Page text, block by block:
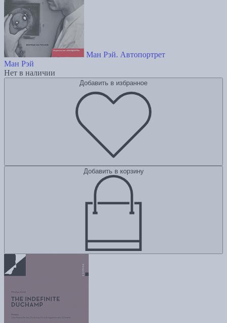
Ман Рэй. Автопортрет
Ман Рэй
Нет в наличии
Добавить в избранное
Добавить в корзину